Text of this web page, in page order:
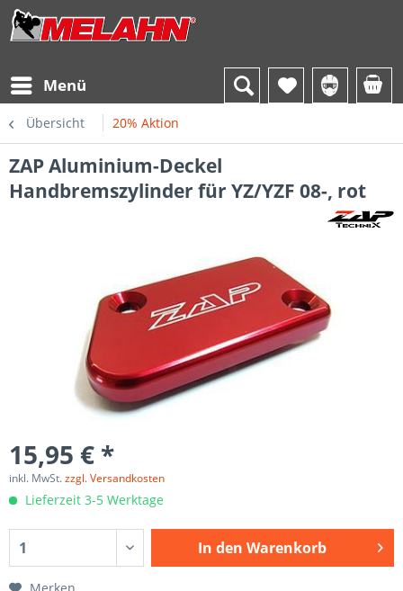
Menü
Übersicht 20% Aktion
ZAP Aluminium-Deckel
Handbremszylinder für YZ/YZF 08-, rot
15,95 € *
inkl. MwSt.zzgl. Versandkosten
Lieferzeit 3-5 Werktage
In den Warenkorb